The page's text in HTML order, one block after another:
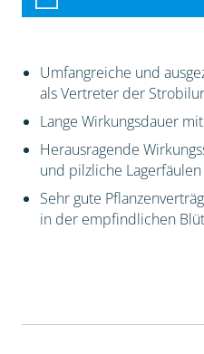
Umfangreiche und
als Vertreter der
Lange Wirkungsdauer
Herausragende
und pilzliche Lagerfäulen
Sehr gute
in der empfindlichen